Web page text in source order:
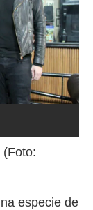
(Foto:
especie de